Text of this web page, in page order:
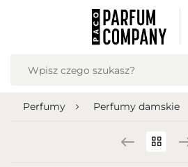
Perfumy Perfumy damskie
USTAWIENIA
Język